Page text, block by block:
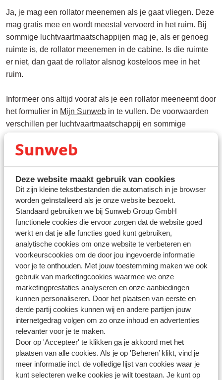
Deze website maakt gebruik van cookies
Dit zijn kleine tekstbestanden die automatisch in je browser
worden geïnstalleerd als je onze website bezoekt.
Standaard gebruiken we bij Sunweb Group GmbH
functionele cookies die ervoor zorgen dat de website goed
werkt en dat je alle functies goed kunt gebruiken,
analytische cookies om onze website te verbeteren en
voorkeurscookies om de door jou ingevoerde informatie
voor je te onthouden. Met jouw toestemming maken we ook
gebruik van marketingcookies waarmee we onze
marketingprestaties analyseren en onze aanbiedingen
kunnen personaliseren. Door het plaatsen van eerste en
derde partij cookies kunnen wij en andere partijen jouw
internetgedrag volgen om zo onze inhoud en advertenties
relevanter voor je te maken.
Door op 'Accepteer' te klikken ga je akkoord met het
plaatsen van alle cookies. Als je op 'Beheren’ klikt, vind je
meer informatie incl. de volledige lijst van cookies waar je
kunt selecteren welke cookies je wilt toestaan. Je kunt op
Ja, je mag een rollator meenemen als je gaat vliegen. Deze
mag gratis mee en wordt meestal vervoerd in het ruim. Bij
sommige luchtvaartmaatschappijen mag je, als er genoeg
ruimte is, de rollator meenemen in de cabine. Is die ruimte
er niet, dan gaat de rollator alsnog kosteloos mee in het
ruim.
Informeer ons altijd vooraf als je een rollator meeneemt door
het formulier in Mijn Sunweb in te vullen. De voorwaarden
verschillen per luchtvaartmaatschappij en sommige
luchtvaartmaatschappijen vereisen dat
mobiliteitshulpmiddelen vooraf worden aangemeld.
tijdens de vlucht? Vraag dit dan altijd van tevoren aan via
hetzelfde formulier. Zo zorgen we ervoor dat je reis zo
comfortabel mogelijk verloopt.
Vragen over hetzelfde onderwerp
Mag ik speciale bagage meenemen?
Kan ik medische bagage meenemen?
Mag ik een rolstoel/scootmobiel meenemen in het vliegtuig?
Gerelateerde vragen
Mag ik een rolstoel/scootmobiel meenemen in het vliegtuig?
Mag ik een huisdier meenemen?
Hoeveel bagage mag ik meenemen in de bus?